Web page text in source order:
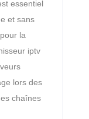
essentiel
et sans
la
iptv
lors des
chaînes